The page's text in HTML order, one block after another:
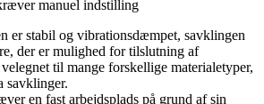
manuel indstilling
er stabil og vibrationsdæmpet, savklingen
der er mulighed for tilslutning af
til mange forskellige materialetyper,
savklinger.
en fast arbejdsplads på grund af sin